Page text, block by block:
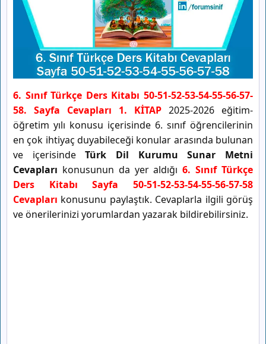
6. Sınıf Türkçe Ders Kitabı 50-51-52-53-54-55-56-57-
58. Sayfa Cevapları 1. KİTAP 2025-2026 eğitim-
öğretim yılı konusu içerisinde 6. sınıf öğrencilerinin
en çok ihtiyaç duyabileceği konular arasında bulunan
ve içerisindeTürk Dil Kurumu Sunar Metni
Cevapları konusunun da yer aldığı6. Sınıf Türkçe
Ders Kitabı Sayfa 50-51-52-53-54-55-56-57-58
Cevapları konusunu paylaştık. Cevaplarla ilgili görüş
ve önerilerinizi yorumlardan yazarak bildirebilirsiniz.